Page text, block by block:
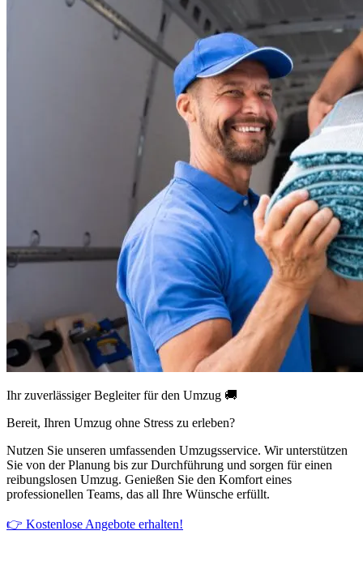
Ihr zuverlässiger Begleiter für den Umzug 🚚
Bereit, Ihren Umzug ohne Stress zu erleben?
Nutzen Sie unseren umfassenden Umzugsservice. Wir unterstützen
Sie von der Planung bis zur Durchführung und sorgen für einen
reibungslosen Umzug. Genießen Sie den Komfort eines
professionellen Teams, das all Ihre Wünsche erfüllt.
👉 Kostenlose Angebote erhalten!